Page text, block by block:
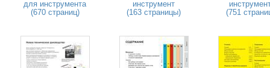
для инструмента
(670 страниц)
инструмент
(163 страницы)
(751